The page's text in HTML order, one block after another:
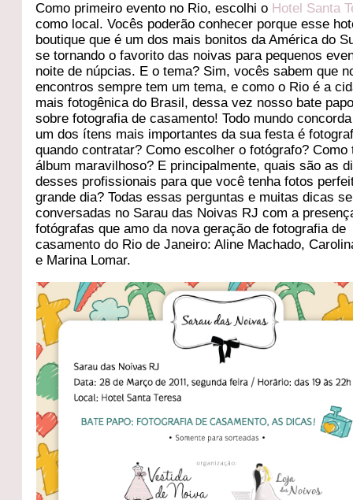
Como primeiro evento no Rio, escolhi o Hotel Santa
como local. Vocês poderão conhecer porque esse
boutique que é um dos mais bonitos da América do
se tornando o favorito das noivas para pequenos
noite de núpcias. E o tema? Sim, vocês sabem que
encontros sempre tem um tema, e como o Rio é a
mais fotogênica do Brasil, dessa vez nosso bate
sobre fotografia de casamento! Todo mundo
um dos ítens mais importantes da sua festa é
quando contratar? Como escolher o fotógrafo? Como
álbum maravilhoso? E principalmente, quais são as
desses profissionais para que você tenha fotos
grande dia? Todas essas perguntas e muitas dicas
conversadas no Sarau das Noivas RJ com a
fotógrafas que amo da nova geração de fotografia de
casamento do Rio de Janeiro: Aline Machado,
e Marina Lomar.